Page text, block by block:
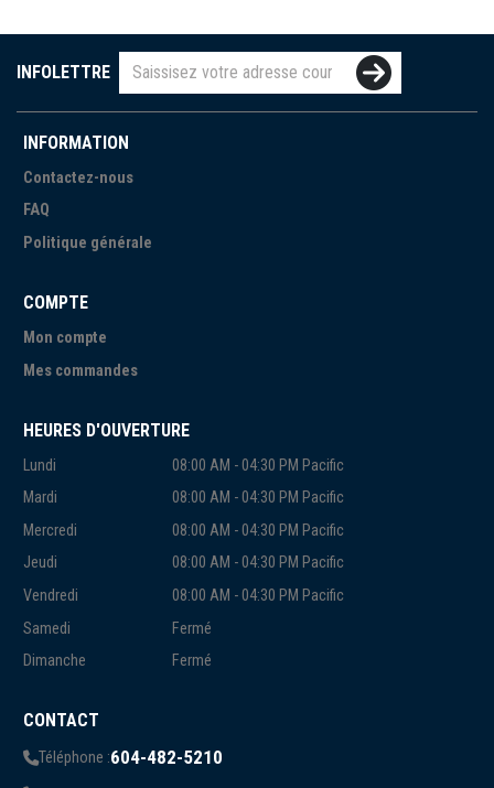
INFOLETTRE
INFORMATION
Contactez-nous
FAQ
Politique générale
COMPTE
Mon compte
Mes commandes
HEURES D'OUVERTURE
Lundi
08:00 AM - 04:30 PM Pacific
Mardi
08:00 AM - 04:30 PM Pacific
Mercredi
08:00 AM - 04:30 PM Pacific
Jeudi
08:00 AM - 04:30 PM Pacific
Vendredi
08:00 AM - 04:30 PM Pacific
Samedi
Fermé
Dimanche
Fermé
CONTACT
Téléphone :604-482-5210